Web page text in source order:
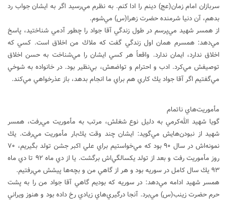
سربازان امام زمان(عج) دينم را ادا كنم. به نظرم مي‌رسيد اگر به ايشان جواب رد
بدهم، آن دنيا شرمنده حضرت زهرا(س) مي‌شوم.
از همسر شهيد مي‌پرسم در طول زندگي آقا جواد را چطور آدمي شناختيد، پاسخ
مي‌دهد: همسرم همان اول زندگي گفت كه ملاك من اخلاق است. كسي كه
اخلاق ندارد، ايمان ندارد. واقعاً هر كسي ايشان را مي‌شناخت به حسن اخلاق
توصيفش مي‌كرد. ادب و احترام و تواضعش، بي‌نظير بود. در خانواده به شوخي
مي‌گفتيم اگر آقا جواد يك كاري هم براي ما انجام بدهد، باز عذرخواهي مي‌كند.
مأموريت‌هاي ناتمام
گويا شهيد الله‌كرمي به دليل نوع شغلش، مرتب به مأموريت مي‌رفت، همسر
شهيد از نبودن‌هايش مي‌گويد: ايشان چند وقت يك‌بار مأموريت مي‌رفت. يك
نمونه‌اش در سال ۹۰ بود كه مي‌خواستيم براي علي اكبر جشن تولد بگيريم، ۷۰
روز مأموريت رفت و بعد از تولد يكسالگي‌اش برگشت. يا از دي ماه ۹۲ تا دي ماه
۹۳ يك سال كامل در سوريه بود و هر از گاهي من و بچه‌ها پيشش مي‌رفتيم.
همسر شهيد ادامه مي‌دهد: در سوريه كه بوديم گاهي آقا جواد من را به پشت
حرم حضرت زينب(س) مي‌برد. آنجا درگيري‌هاي زيادي رخ داده بود و هنوز ويراني